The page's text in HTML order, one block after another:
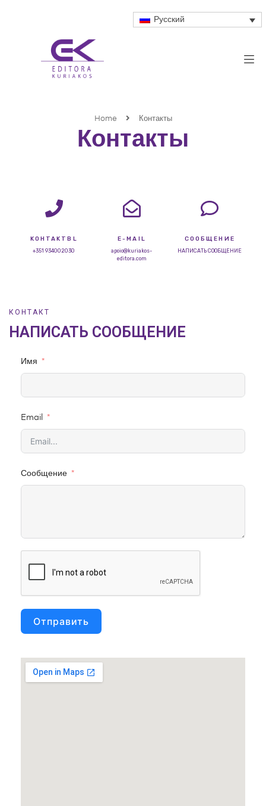
Русский
Home Контакты
Контакты
KOHTAKTBL
+351 934002030
E-MAIL
apoio@kuriakos-
editora.com
СООБЩЕНИЕ
НАПИСАТЬ СООБЩЕНИЕ
КОНТАКТ
НАПИСАТЬ СООБЩЕНИЕ
Имя
Email
Сообщение
Отправить